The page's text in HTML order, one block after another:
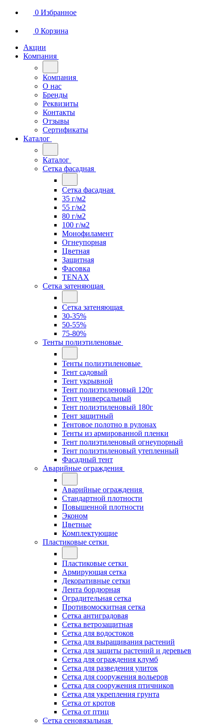
0 Избранное
0 Корзина
Акции
Компания
Компания
О нас
Бренды
Реквизиты
Контакты
Отзывы
Сертификаты
Каталог
Каталог
Сетка фасадная
Сетка фасадная
35 г/м2
55 г/м2
80 г/м2
100 г/м2
Монофиламент
Огнеупорная
Цветная
Защитная
Фасовка
TENAX
Сетка затеняющая
Сетка затеняющая
30-35%
50-55%
75-80%
Тенты полиэтиленовые
Тенты полиэтиленовые
Тент садовый
Тент укрывной
Тент полиэтиленовый 120г
Тент универсальный
Тент полиэтиленовый 180г
Тент защитный
Тентовое полотно в рулонах
Тенты из армированной пленки
Тент полиэтиленовый огнеупорный
Тент полиэтиленовый утепленный
Фасадный тент
Аварийные ограждения
Аварийные ограждения
Стандартной плотности
Повышенной плотности
Эконом
Цветные
Комплектующие
Пластиковые сетки
Пластиковые сетки
Армирующая сетка
Декоративные сетки
Лента бордюрная
Оградительная сетка
Противомоскитная сетка
Сетка антиградовая
Сетка ветрозащитная
Сетка для водостоков
Сетка для выращивания растений
Сетка для защиты растений и деревьев
Сетка для ограждения клумб
Сетка для разведения улиток
Сетка для сооружения вольеров
Сетка для сооружения птичников
Сетка для укрепления грунта
Сетка от кротов
Сетка от птиц
Сетка сеновязальная